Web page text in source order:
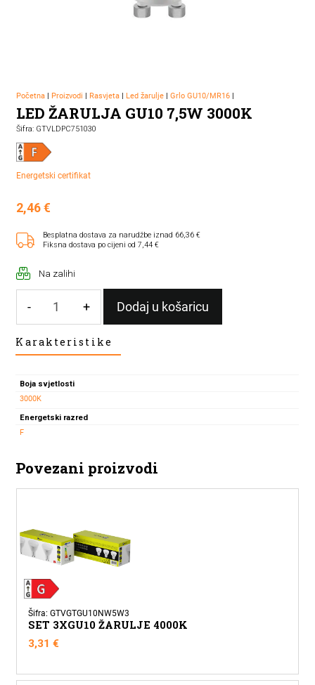
Početna| Proizvodi | Rasvjeta| Led žarulje| Grlo GU10/MR16|
LED ŽARULJA GU10 7,5W 3000K
Šifra: GTVLDPC751030
Energetski certifikat
2,46€
Besplatna dostava za narudžbe iznad 66,36 €
Fiksna dostava po cijeni od 7,44 €
Na zalihi
-
ŽARULJA
3000K
+ Dodaj u košaricu
Karakteristike
Boja svjetlosti
3000K
Energetski razred
F
Povezani proizvodi
Šifra: GTVGTGU10NW5W3
SET 3XGU10 ŽARULJE 4000K
3,31€